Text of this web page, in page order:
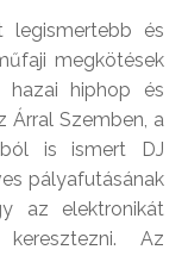
legismertebb és
megkötések
hiphop és
Árral Szemben, a
is ismert DJ
pályafutásának
az elektronikát
Az